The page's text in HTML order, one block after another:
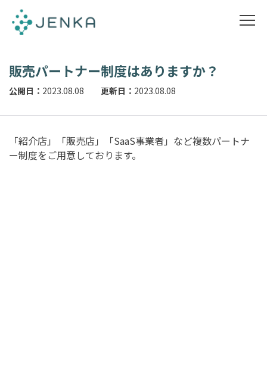
販売パートナー制度はありますか？
公開日： 2023.08.08 更新日： 2023.08.08
「紹介店」「販売店」「SaaS事業者」など複数パートナ
ー制度をご用意しております。